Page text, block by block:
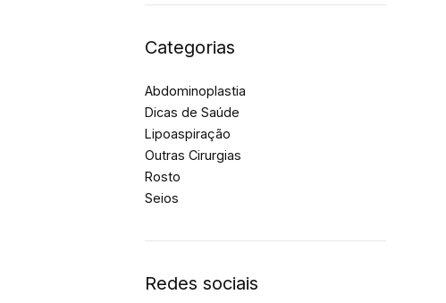
Categorias
Abdominoplastia
Dicas de Saúde
Lipoaspiração
Outras Cirurgias
Rosto
Seios
Redes sociais